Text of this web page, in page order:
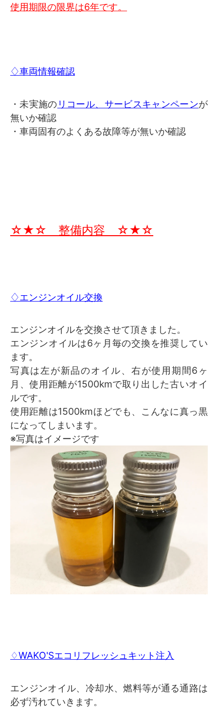
使用期限の限界は6年です。
♢車両情報確認
・未実施の リコール、サービスキャンペーンが
無いか確認
・車両固有のよくある故障等が無いか確認
☆★☆ 整備内容 ☆★☆
♢エンジンオイル交換
エンジンオイルを交換させて頂きました。
エンジンオイルは6ヶ月毎の交換を推奨してい
ます。
写真は左が新品のオイル、右が使用期間6ヶ
月、使用距離が1500kmで取り出した古いオイ
ルです。
使用距離は1500kmほどでも、こんなに真っ黒
になってしまいます。
※写真はイメージです
♢WAKO'Sエコリフレッシュキット注入
エンジンオイル、冷却水、燃料等が通る通路は
必ず汚れていきます。